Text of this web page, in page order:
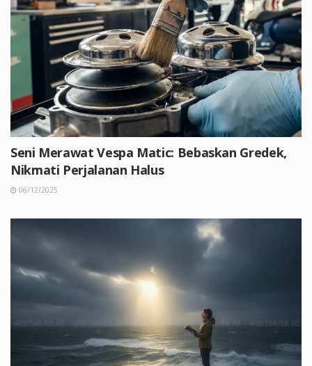
Seni Merawat Vespa Matic: Bebaskan Gredek,
Nikmati Perjalanan Halus
06/12/2025